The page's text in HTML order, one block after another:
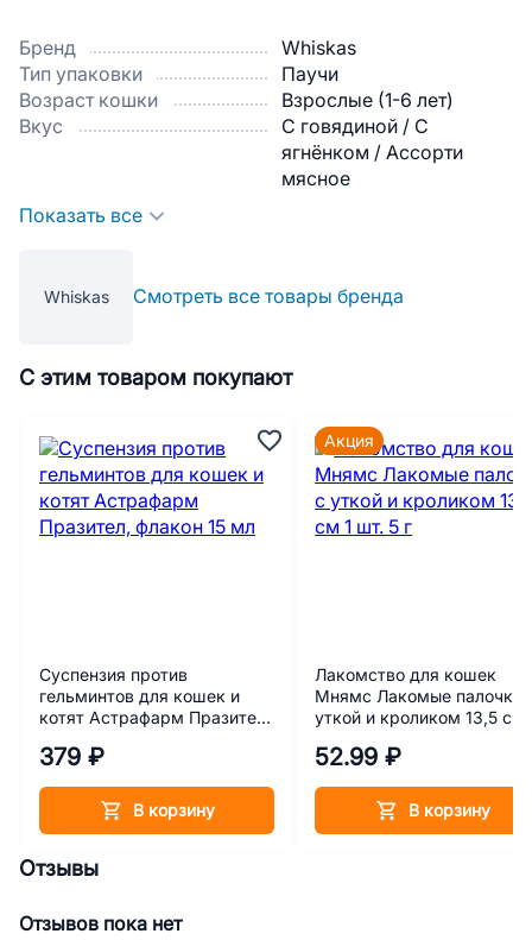
Бренд
Whiskas
Тип упаковки
Паучи
Возраст кошки
Взрослые (1-6 лет)
Вкус
С говядиной / С
ягнёнком / Ассорти
мясное
Показать все
Whiskas Смотреть все товары бренда
С этим товаром покупают
Суспензия против
гельминтов для кошек и
котят Астрафарм Празител,
379 ₽
В корзину
Лакомство для кошек
Мнямс Лакомые палочки
уткой и кроликом 13,5 см
52.99 ₽
В корзину
Акция
Отзывы
Отзывов пока нет